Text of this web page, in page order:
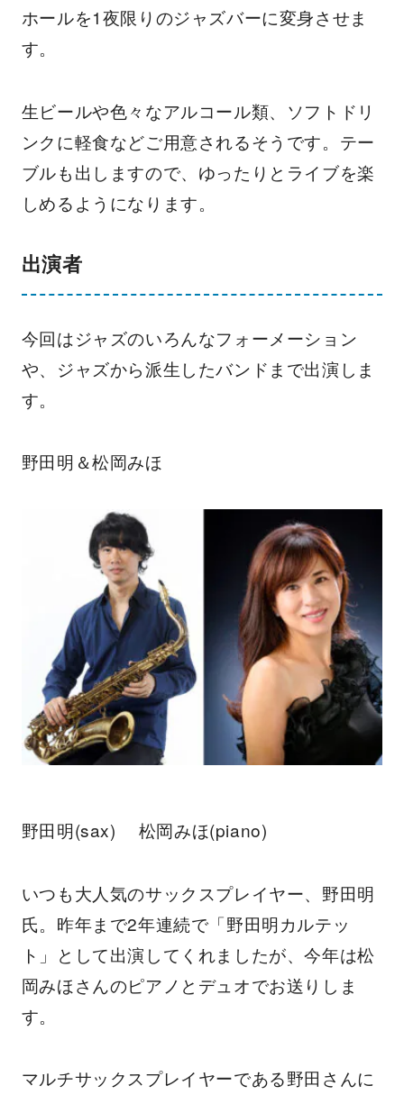
ホールを1夜限りのジャズバーに変身させま
す。
生ビールや色々なアルコール類、ソフトドリ
ンクに軽食などご用意されるそうです。テー
ブルも出しますので、ゆったりとライブを楽
しめるようになります。
出演者
今回はジャズのいろんなフォーメーション
や、ジャズから派生したバンドまで出演しま
す。
野田明＆松岡みほ
野田明(sax) 松岡みほ(piano)
いつも大人気のサックスプレイヤー、野田明
氏。昨年まで2年連続で「野田明カルテッ
ト」として出演してくれましたが、今年は松
岡みほさんのピアノとデュオでお送りしま
す。
マルチサックスプレイヤーである野田さんに